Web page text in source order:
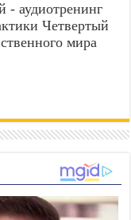
- аудиотренинг
Четвертый
мира